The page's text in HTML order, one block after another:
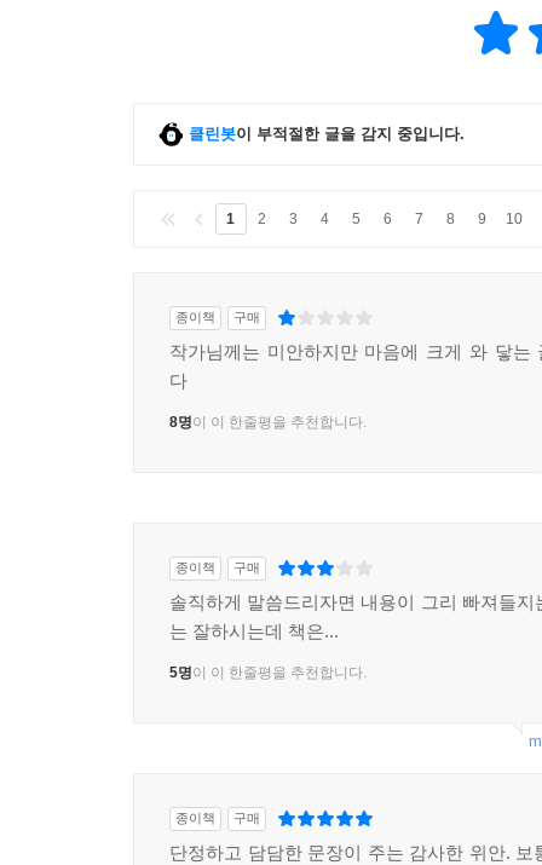
클린봇이 부적절한 글을 감지 중입니다.
1 2 3 4 5 6 7 8 9 10
종이책 구매
작가님께는 미안하지만 마음에 크게 와 닿는
다
8명이 이 한줄평을 추천합니다.
종이책 구매
솔직하게 말씀드리자면 내용이 그리 빠져들지
는 잘하시는데 책은...
5명이 이 한줄평을 추천합니다.
종이책 구매
단정하고 담담한 문장이 주는 감사한 위안. 보